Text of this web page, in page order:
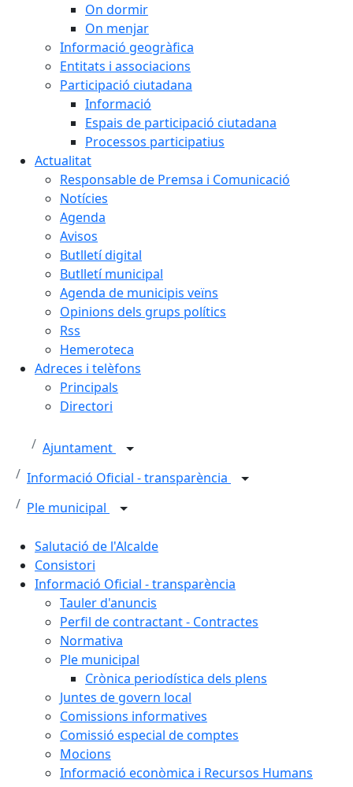
On dormir
On menjar
Informació geogràfica
Entitats i associacions
Participació ciutadana
Informació
Espais de participació ciutadana
Processos participatius
Actualitat
Responsable de Premsa i Comunicació
Notícies
Agenda
Avisos
Butlletí digital
Butlletí municipal
Agenda de municipis veïns
Opinions dels grups polítics
Rss
Hemeroteca
Adreces i telèfons
Principals
Directori
Ajuntament
Informació Oficial - transparència
Ple municipal
Salutació de l'Alcalde
Consistori
Informació Oficial - transparència
Tauler d'anuncis
Perfil de contractant - Contractes
Normativa
Ple municipal
Crònica periodística dels plens
Juntes de govern local
Comissions informatives
Comissió especial de comptes
Mocions
Informació econòmica i Recursos Humans